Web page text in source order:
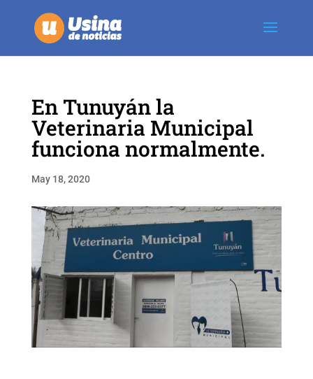
En Tunuyán la
Veterinaria Municipal
funciona normalmente.
May 18, 2020